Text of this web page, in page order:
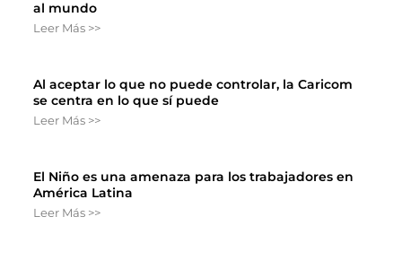
al mundo
Leer Más >>
Al aceptar lo que no puede controlar, la Caricom
se centra en lo que sí puede
Leer Más >>
El Niño es una amenaza para los trabajadores en
América Latina
Leer Más >>